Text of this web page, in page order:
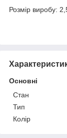
Розмір виробу:
Основні
Стан
Тип
Колір